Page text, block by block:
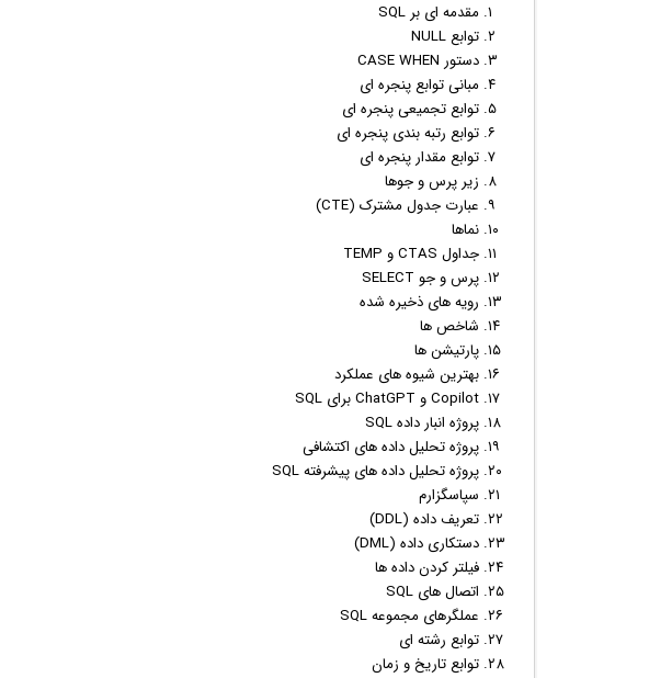
مقدمه ای بر SQL
توابع NULL
دستور CASE WHEN
مبانی توابع پنجره ای
توابع تجمیعی پنجره ای
توابع رتبه بندی پنجره ای
توابع مقدار پنجره ای
زیر پرس و جوها
عبارت جدول مشترک (CTE)
نماها
جداول CTAS و TEMP
پرس و جو SELECT
رویه های ذخیره شده
شاخص ها
پارتیشن ها
بهترین شیوه های عملکرد
Copilot و ChatGPT برای SQL
پروژه انبار داده SQL
پروژه تحلیل داده های اکتشافی
پروژه تحلیل داده های پیشرفته SQL
سپاسگزارم
تعریف داده (DDL)
دستکاری داده (DML)
فیلتر کردن داده ها
اتصال های SQL
عملگرهای مجموعه SQL
توابع رشته ای
توابع تاریخ و زمان